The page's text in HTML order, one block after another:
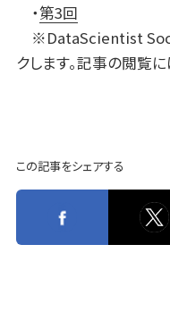
・第3回
※DataScientist
クします。記事の閲覧
この記事をシェアする